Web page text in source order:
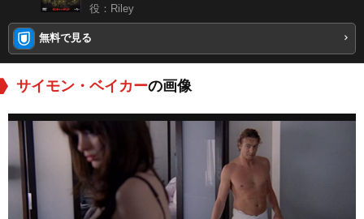
役：Riley
無料で見る
サイモン・ベイカーの画像